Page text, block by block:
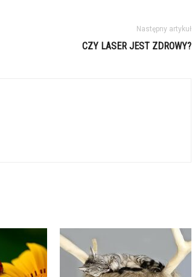
Następny artykuł
CZY LASER JEST ZDROWY?